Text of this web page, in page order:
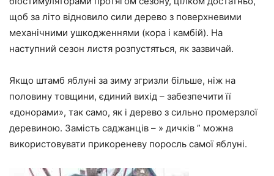
щоб за літо відновило сили дерево з поверхневими
механічними ушкодженнями (кора і камбій). На
наступний сезон листя розпустяться, як зазвичай.
Якщо штамб яблуні за зиму згризли більше, ніж на
половину товщини, єдиний вихід – забезпечити її
«донорами», так само, як і дерево з сильно промерзлої
деревиною. Замість саджанців – » дичків ” можна
використовувати прикореневу поросль самої яблуні.